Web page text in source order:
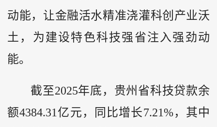
动能，让金融活水精准浇灌科创产业沃
土，为建设特色科技强省注入强劲动
能。
截至2025年底，贵州省科技贷款余
额4384.31亿元，同比增长7.21%，其中